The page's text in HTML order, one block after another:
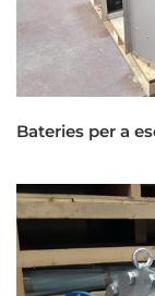
Bateries per a